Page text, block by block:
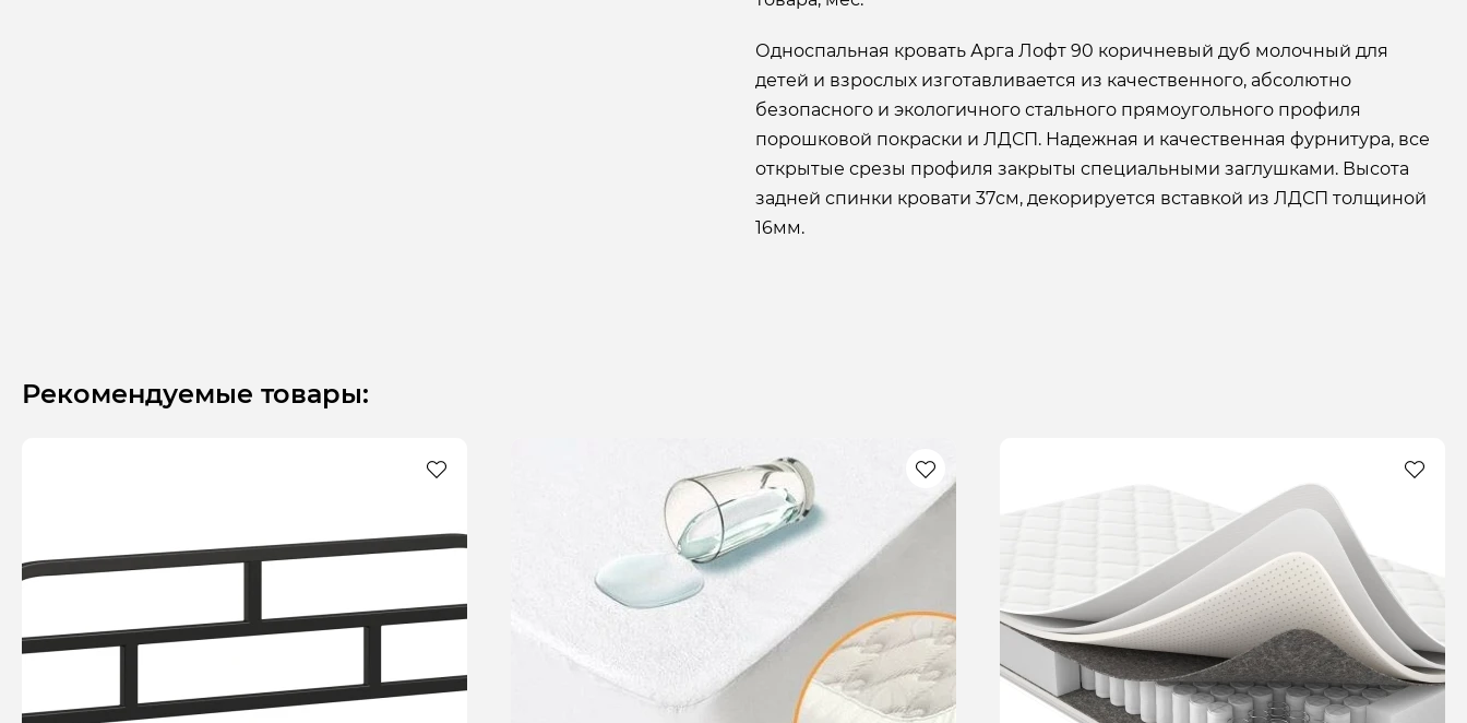
Односпальная кровать Арга Лофт 90 коричневый дуб молочный для
детей и взрослых изготавливается из качественного, абсолютно
безопасного и экологичного стального прямоугольного профиля
порошковой покраски и ЛДСП. Надежная и качественная фурнитура, все
открытые срезы профиля закрыты специальными заглушками. Высота
задней спинки кровати 37см, декорируется вставкой из ЛДСП толщиной
16мм.
Рекомендуемые товары: